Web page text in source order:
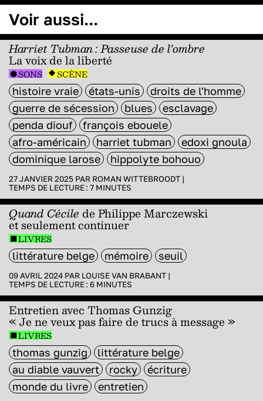
Voir aussi...
Harriet Tubman : Passeuse de l’ombre
La voix de la liberté
SONS SCÈNE
histoire vraie états-unis
droits de l'homme
guerre de sécession
blues
esclavage
penda diouf
françois ebouele
afro-américain
harriet tubman
edoxi gnoula
dominique larose
hippolyte bohouo
27 JANVIER 2025 PAR ROMAN WITTEBROODT |
TEMPS DE LECTURE : 7 MINUTES
Quand Cécile de Philippe Marczewski
et seulement continuer
LIVRES
littérature belge mémoire seuil
09 AVRIL 2024 PAR LOUISE VAN BRABANT |
TEMPS DE LECTURE : 6 MINUTES
Entretien avec Thomas Gunzig
« Je ne veux pas faire de trucs à message »
LIVRES
thomas gunzig
littérature belge
au diable vauvert
rocky
écriture
monde du livre
entretien